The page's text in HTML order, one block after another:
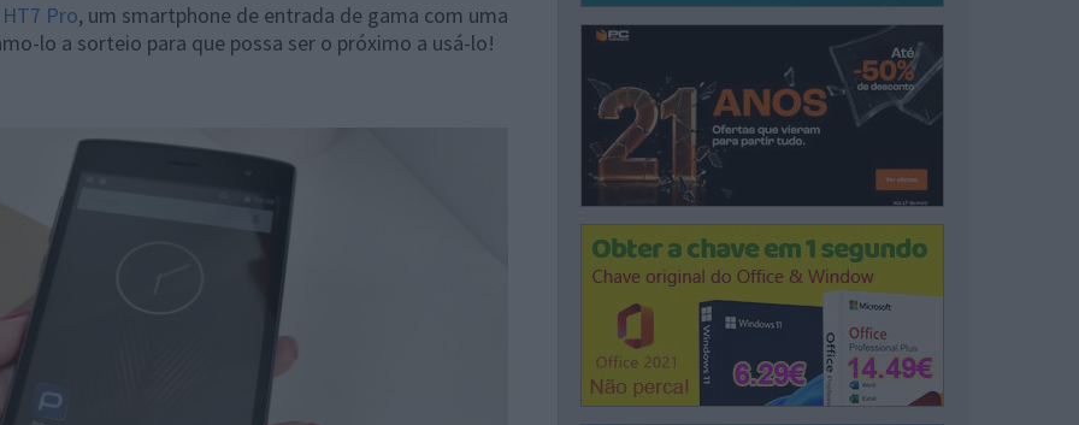
Pro, um smartphone de entrada de gama com uma
lo a sorteio para que possa ser o próximo a usá-lo!